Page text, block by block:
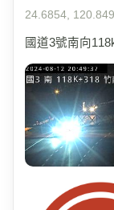
24.6854, 120.849
國道3號南向